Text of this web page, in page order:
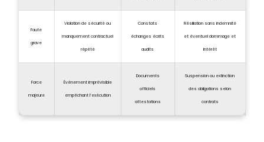
Faute
grave
Violation de sécurité ou
manquement contractuel
répété
Constats
échanges écrits
audits
Résiliation sans indemnité
et éventuel dommage et
intérêt
Force
majeure
Événement imprévisible
empêchant l’exécution
Documents
officiels
attestations
Suspension ou extinction
des obligations selon
contrats